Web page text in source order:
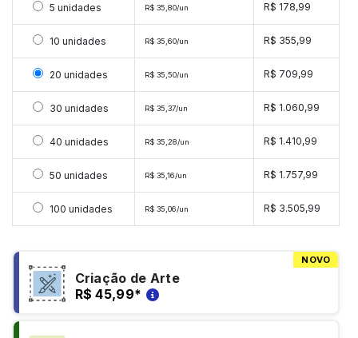
Selecionar 5 unidades
5 unidades R$ 35,80/un R$ 178,99
Selecionar 10 unidades
10 unidades R$ 35,60/un R$ 355,99
Selecionar 20 unidades
20 unidades R$ 35,50/un R$ 709,99
Selecionar 30 unidades
30 unidades R$ 35,37/un R$ 1.060,99
Selecionar 40 unidades
40 unidades R$ 35,28/un R$ 1.410,99
Selecionar 50 unidades
50 unidades R$ 35,16/un R$ 1.757,99
Selecionar 100 unidades
100 unidades R$ 35,06/un R$ 3.505,99
NOVO
Criação de Arte
R$ 45,99*